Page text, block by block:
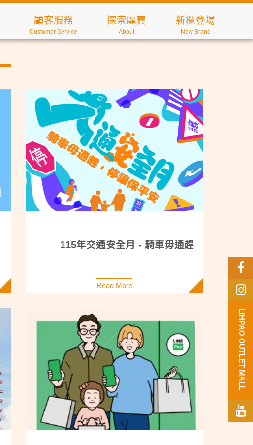
顧客服務
Customer Service
探索麗寶
About
新櫃登場
New Brand
LIHPAO OUTLET MALL
115年交通安全月 - 騎車毋通趕
Read More